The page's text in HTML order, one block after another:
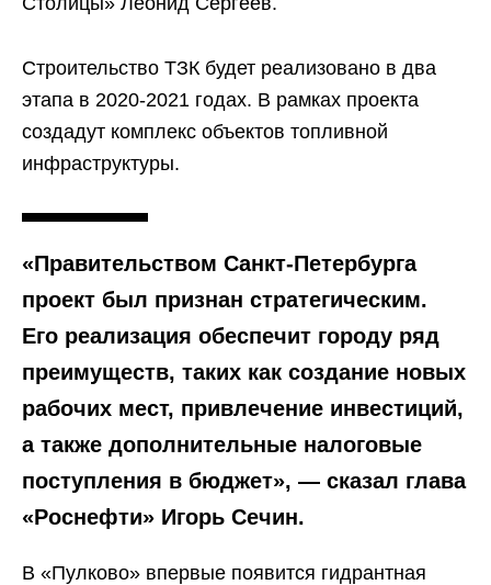
Строительство ТЗК будет реализовано в два
этапа в 2020-2021 годах. В рамках проекта
создадут комплекс объектов топливной
инфраструктуры.
«Правительством Санкт-Петербурга
проект был признан стратегическим.
Его реализация обеспечит городу ряд
преимуществ, таких как создание новых
рабочих мест, привлечение инвестиций,
а также дополнительные налоговые
поступления в бюджет», — сказал глава
«Роснефти» Игорь Сечин.
В «Пулково» впервые появится гидрантная